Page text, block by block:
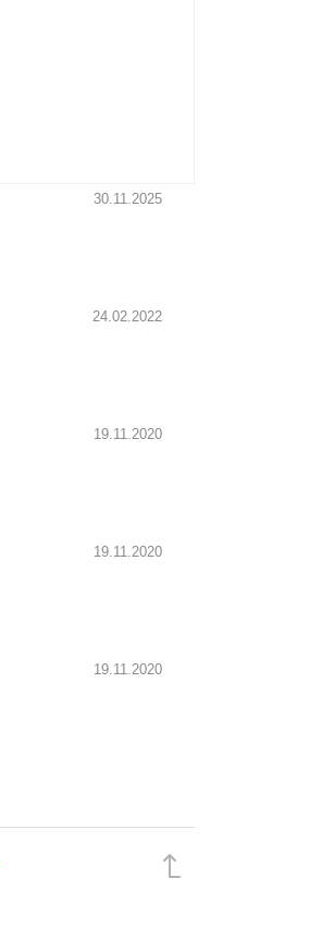
30.11.2025
24.02.2022
19.11.2020
19.11.2020
19.11.2020